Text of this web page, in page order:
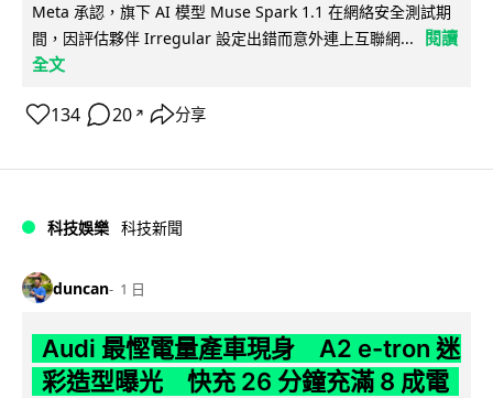
Meta 承認，旗下 AI 模型 Muse Spark 1.1 在網絡安全測試期
間，因評估夥伴 Irregular 設定出錯而意外連上互聯網...
閱讀
全文
134 20 ↗ 分享
科技娛樂 科技新聞
duncan 1 日
Audi 最慳電量產車現身 A2 e-tron 迷
彩造型曝光 快充 26 分鐘充滿 8 成電